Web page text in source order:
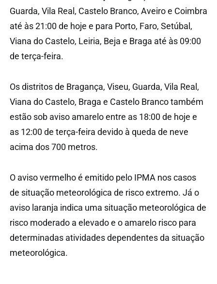
Guarda, Vila Real, Castelo Branco, Aveiro e Coimbra
até às 21:00 de hoje e para Porto, Faro, Setúbal,
Viana do Castelo, Leiria, Beja e Braga até às 09:00
de terça-feira.
Os distritos de Bragança, Viseu, Guarda, Vila Real,
Viana do Castelo, Braga e Castelo Branco também
estão sob aviso amarelo entre as 18:00 de hoje e
as 12:00 de terça-feira devido à queda de neve
acima dos 700 metros.
O aviso vermelho é emitido pelo IPMA nos casos
de situação meteorológica de risco extremo. Já o
aviso laranja indica uma situação meteorológica de
risco moderado a elevado e o amarelo risco para
determinadas atividades dependentes da situação
meteorológica.